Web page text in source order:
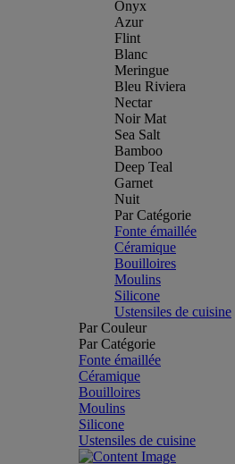
Onyx
Azur
Flint
Blanc
Meringue
Bleu Riviera
Nectar
Noir Mat
Sea Salt
Bamboo
Deep Teal
Garnet
Nuit
Par Catégorie
Fonte émaillée
Céramique
Bouilloires
Moulins
Silicone
Ustensiles de cuisine
Par Couleur
Par Catégorie
Fonte émaillée
Céramique
Bouilloires
Moulins
Silicone
Ustensiles de cuisine